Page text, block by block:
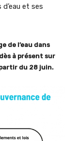
et ses
de l’eau dans
à présent sur
du 28 juin.